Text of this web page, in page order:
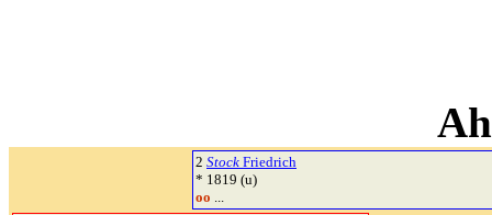
2 Stock Friedrich
* 1819 (u)
oo ...